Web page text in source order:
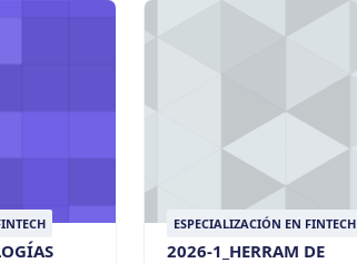
ESPECIALIZACIÓN EN FINTECH
2026-1_HERRAM DE